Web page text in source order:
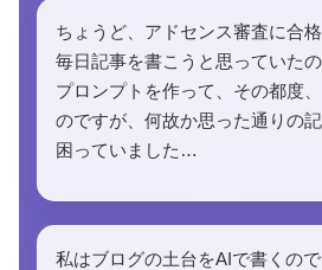
ちょうど、アドセンス審査に合
毎日記事を書こうと思っていた
プロンプトを作って、その都度
のですが、何故か思った通りの
困っていました…
私はブログの土台をAIで書くの